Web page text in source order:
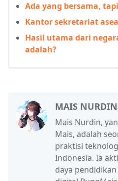
Ada yang bersama,
Kantor sekretariat
Hasil utama dari
adalah?
MAIS NURDIN
Mais Nurdin,
Mais, adalah
praktisi
Indonesia. Ia
daya